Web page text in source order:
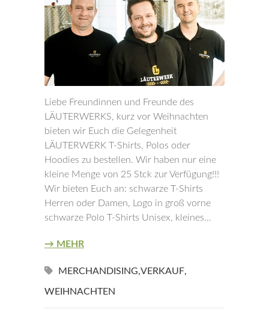
Liebe Freundinnen und Freunde des
LÄUTERWERKS, kurz vor Weihnachten
bieten wir Euch die Gelegenheit
LÄUTERWERK T-Shirts, Polos oder
Hoodies zu bestellen. Wir haben nur eine
kleine Menge von 25 Stck zur Verfügung!!!
Wir bieten Euch an: schwarze T-Shirts
Herren oder Damen, Logo in groß vorne
schwarze Polo T-Shirts Unisex, kleines…
→ MEHR
MERCHANDISING,VERKAUF,
WEIHNACHTEN